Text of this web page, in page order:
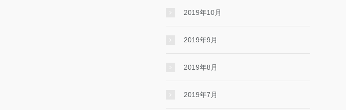
2019年10月
2019年9月
2019年8月
2019年7月